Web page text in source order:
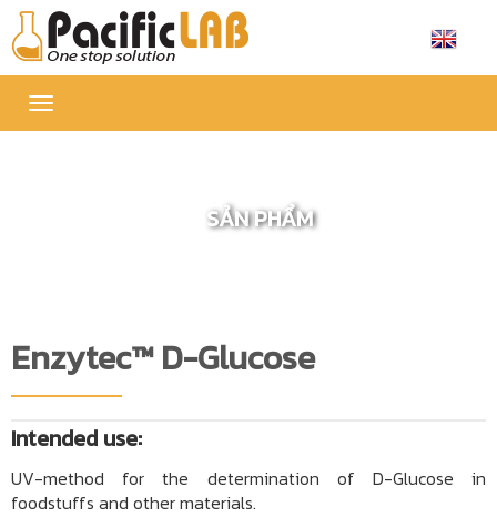
Toggle
navigation
SẢN PHẨM
Enzytec™ D-Glucose
Intended use:
UV-method for the determination of D-Glucose in
foodstuffs and other materials.